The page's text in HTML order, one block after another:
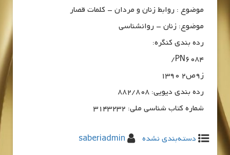
موضوع : روابط زنان و مردان – کلمات قصار
موضوع: زنان – روانشناسی
رده بندی کنگره:
PN6084/
ز9ص2 1390
رده بندی دیویی: 882/808
شماره کتاب شناسی ملی: 3143232
دسته‌بندی نشده
saberiadmin